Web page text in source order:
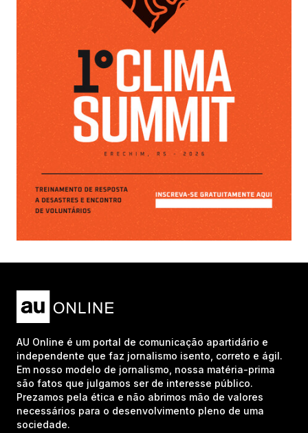
AU Online é um portal de comunicação apartidário e
independente que faz jornalismo isento, correto e ágil.
Em nosso modelo de jornalismo, nossa matéria-prima
são fatos que julgamos ser de interesse público.
Prezamos pela ética e não abrimos mão de valores
necessários para o desenvolvimento pleno de uma
sociedade.